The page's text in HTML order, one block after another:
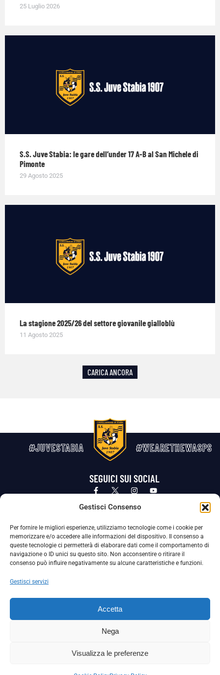
Gestisci Consenso
Per fornire le migliori esperienze, utilizziamo tecnologie come i cookie per
memorizzare e/o accedere alle informazioni del dispositivo. Il consenso a
queste tecnologie ci permetterà di elaborare dati come il comportamento di
navigazione o ID unici su questo sito. Non acconsentire o ritirare il
consenso può influire negativamente su alcune caratteristiche e funzioni.
Gestisci servizi
Accetta
Nega
Visualizza le preferenze
25 Luglio 2026
S.S. Juve Stabia: le gare dell’under 17 A-B al San Michele di
Pimonte
29 Agosto 2025
La stagione 2025/26 del settore giovanile gialloblù
11 Agosto 2025
CARICA ANCORA
#JUVESTABIA #WEARETHEWASPS
SEGUICI SUI SOCIAL
Privacy Policy Cookie Policy
La Società ha nominato il Responsabile della Protezione dei Dati Personali (DPO), figura specializzata che vigila sulle modalità
adottate dalla nostra Società per tutelare i Suoi dati personali.
Per contattare il DPO può scrivere a
La Società ha inoltre adottato un proprio Codice Etico, consultabile al seguente link:
Scarica il Codice Etico